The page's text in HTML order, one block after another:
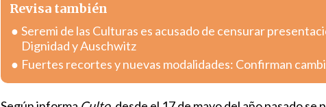
Revisa también
Seremi de las Culturas es acusado de censurar
Dignidad y Auschwitz
Fuertes recortes y nuevas modalidades: Confirman